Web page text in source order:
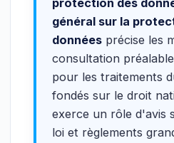
protection des
général sur la
données précise les
consultation
pour les traitements
fondés sur le droit
exerce un rôle d'avis
loi et règlements